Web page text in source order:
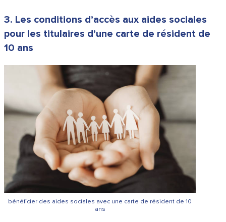
3. Les conditions d’accès aux aides sociales
pour les titulaires d’une carte de résident de
10 ans
bénéficier des aides sociales avec une carte de résident de 10
ans